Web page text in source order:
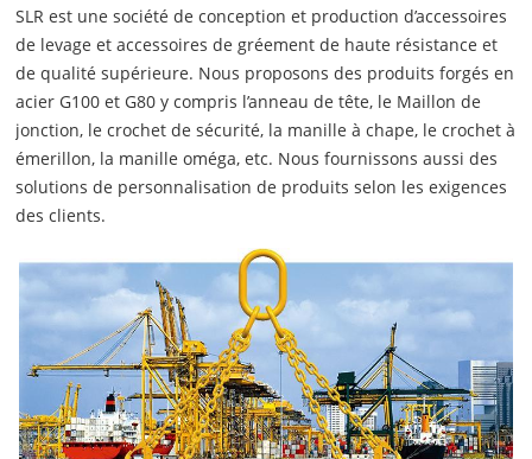
SLR est une société de conception et production d’accessoires
de levage et accessoires de gréement de haute résistance et
de qualité supérieure. Nous proposons des produits forgés en
acier G100 et G80 y compris l’anneau de tête, le Maillon de
jonction, le crochet de sécurité, la manille à chape, le crochet à
émerillon, la manille oméga, etc. Nous fournissons aussi des
solutions de personnalisation de produits selon les exigences
des clients.